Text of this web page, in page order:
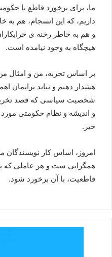
ما، برای برخورد قاطع با
داریم، که این انسجام، هم به
و هم به خاطر رخنه ی
هیچگاه به وجود نیامده است.
بر اساس تجربه، من و امثال
هشدار دهیم و نباید برایمان
شخصیت سیاسی که قصد
و اندیشه و نظام حکومتی
خیر.
امروز، اساس کار نویسندگان
همگرایی ست و هر عاملی که
قاطعیت، با آن برخورد شود.